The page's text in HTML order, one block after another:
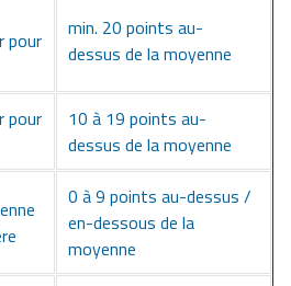
pour
min. 20 points au-
dessus de la moyenne
pour
10 à 19 points au-
dessus de la moyenne
0 à 9 points au-dessus /
en-dessous de la
moyenne